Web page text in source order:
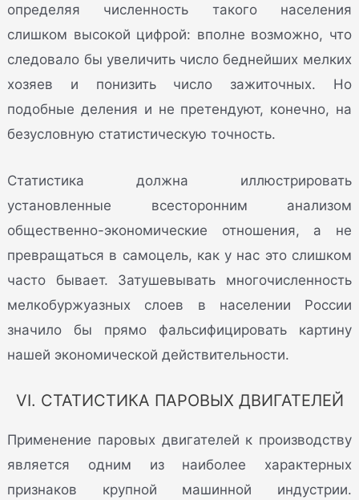
определяя численность такого населения
слишком высокой цифрой: вполне возможно, что
следовало бы увеличить число беднейших мелких
хозяев и понизить число зажиточных. Но
подобные деления и не претендуют, конечно, на
безусловную статистическую точность.
Статистика должна иллюстрировать
установленные всесторонним анализом
общественно-экономические отношения, а не
превращаться в самоцель, как у нас это слишком
часто бывает. Затушевывать многочисленность
мелкобуржуазных слоев в населении России
значило бы прямо фальсифицировать картину
нашей экономической действительности.
VI. СТАТИСТИКА ПАРОВЫХ ДВИГАТЕЛЕЙ
Применение паровых двигателей к производству
является одним из наиболее характерных
признаков крупной машинной индустрии.